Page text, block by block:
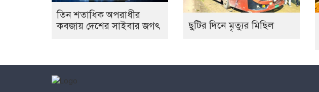
তিন শতাধিক অপরাধীর
কবজায় দেশের সাইবার জগৎ
ছুটির দিনে মৃত্যুর মিছিল